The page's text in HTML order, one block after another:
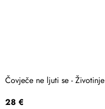
Čovječe ne ljuti se - Životinje
28 €